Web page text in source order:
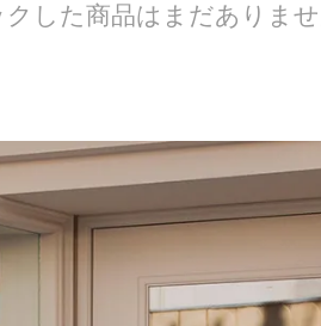
した商品はまだありませ